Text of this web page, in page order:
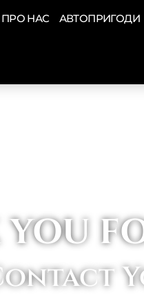
ПРО НАС АВТОПРИГОДИ